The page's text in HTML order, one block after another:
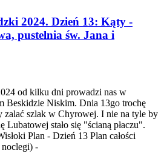
2024. Dzień 13: Kąty -
pustelnia św. Jana i
od kilku dni prowadzi nas w
Beskidzie Niskim. Dnia 13go trochę
zalać szlak w Chyrowej. I nie na tyle by
Lubatowej stało się "ścianą płaczu".
Plan - Dzień 13 Plan całości
noclegi) -